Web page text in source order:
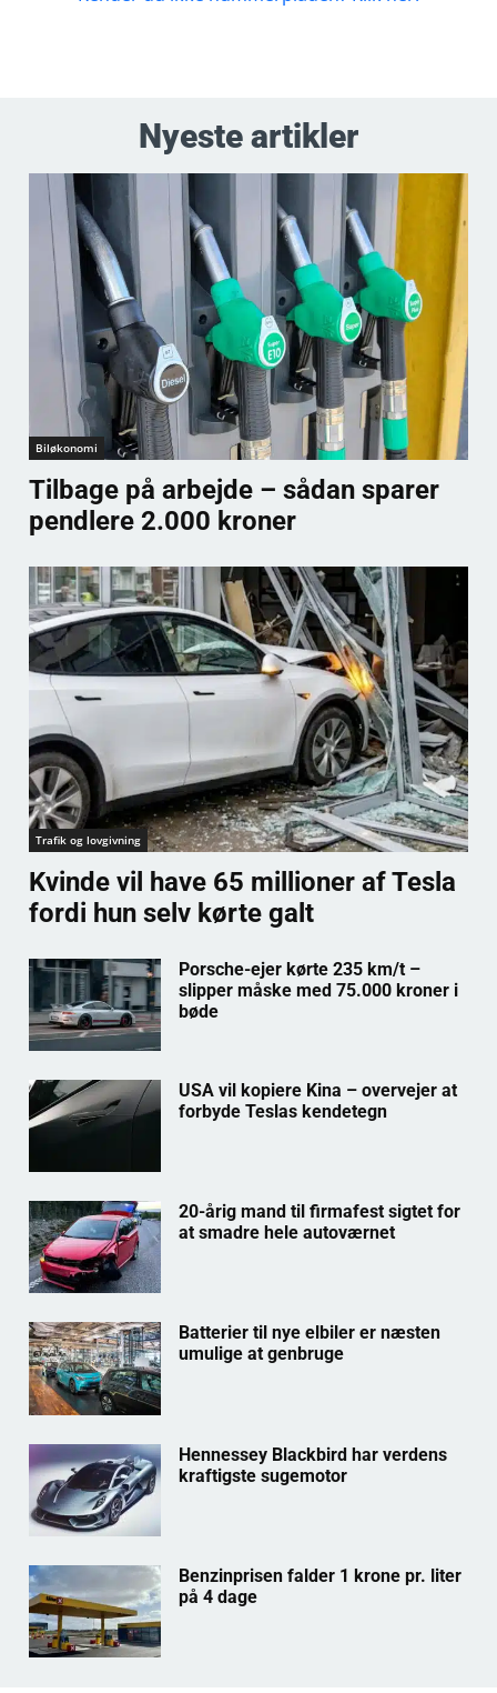
Nyeste artikler
Biløkonomi
Tilbage på arbejde – sådan sparer
pendlere 2.000 kroner
Trafik og lovgivning
Kvinde vil have 65 millioner af Tesla
fordi hun selv kørte galt
Porsche-ejer kørte 235 km/t –
slipper måske med 75.000 kroner i
bøde
USA vil kopiere Kina – overvejer at
forbyde Teslas kendetegn
20-årig mand til firmafest sigtet for
at smadre hele autoværnet
Batterier til nye elbiler er næsten
umulige at genbruge
Hennessey Blackbird har verdens
kraftigste sugemotor
Benzinprisen falder 1 krone pr. liter
på 4 dage